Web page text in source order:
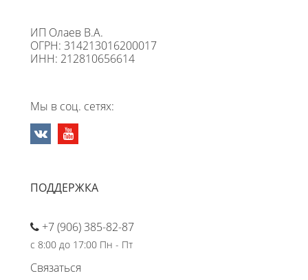
ИП Олаев В.А.
ОГРН: 314213016200017
ИНН: 212810656614
Мы в соц. сетях:
ПОДДЕРЖКА
+7 (906) 385-82-87
с 8:00 до 17:00 Пн - Пт
Связаться